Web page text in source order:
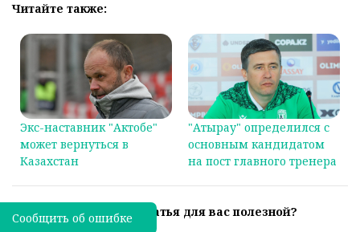
Читайте также:
Экс-наставник "Актобе"
может вернуться в
Казахстан
"Атырау" определился с
основным кандидатом
на пост главного тренера
Была ли эта статья для вас полезной?
Сообщить об ошибке